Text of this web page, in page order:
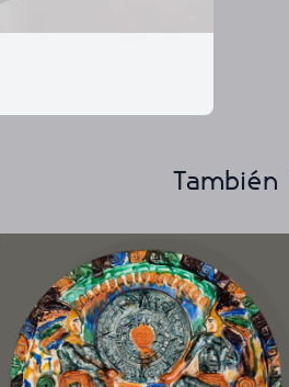
También